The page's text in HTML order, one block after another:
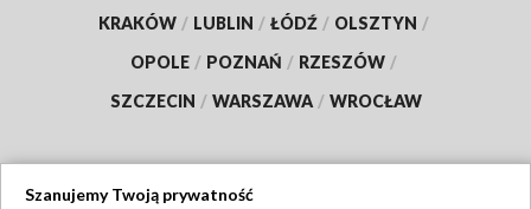
KRAKÓW / LUBLIN / ŁÓDŹ / OLSZTYN /
OPOLE / POZNAŃ / RZESZÓW /
SZCZECIN / WARSZAWA / WROCŁAW
Szanujemy Twoją prywatność